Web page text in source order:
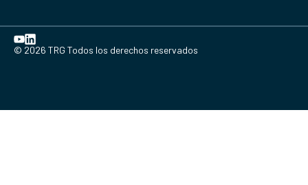
© 2026 TRG Todos los derechos reservados